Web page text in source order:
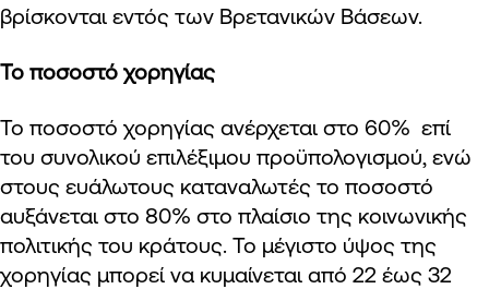
βρίσκονται εντός των Βρετανικών Βάσεων.
Το ποσοστό χορηγίας
Το ποσοστό χορηγίας ανέρχεται στο 60% επί
του συνολικού επιλέξιμου προϋπολογισμού, ενώ
στους ευάλωτους καταναλωτές το ποσοστό
αυξάνεται στο 80% στο πλαίσιο της κοινωνικής
πολιτικής του κράτους. Το μέγιστο ύψος της
χορηγίας μπορεί να κυμαίνεται από 22 έως 32